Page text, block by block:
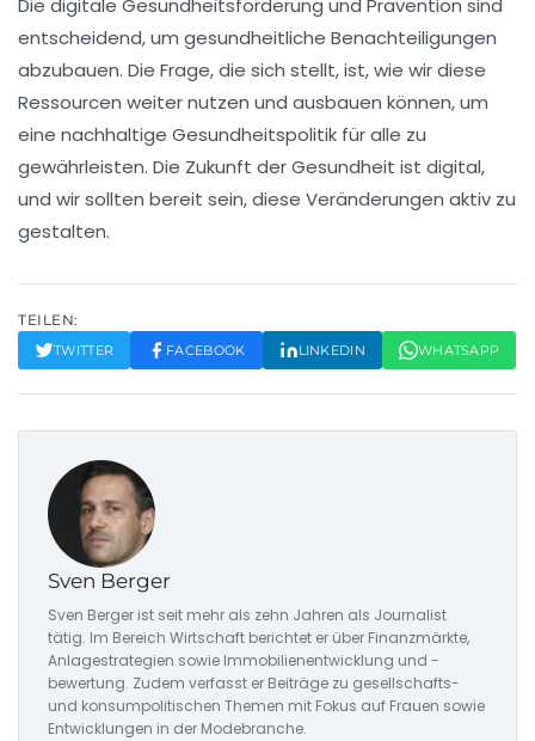
Die digitale Gesundheitsförderung und Prävention sind
entscheidend, um gesundheitliche Benachteiligungen
abzubauen. Die Frage, die sich stellt, ist, wie wir diese
Ressourcen weiter nutzen und ausbauen können, um
eine nachhaltige Gesundheitspolitik für alle zu
gewährleisten. Die Zukunft der Gesundheit ist digital,
und wir sollten bereit sein, diese Veränderungen aktiv zu
gestalten.
TEILEN:
TWITTER FACEBOOK LINKEDIN WHATSAPP
Sven Berger
Sven Berger ist seit mehr als zehn Jahren als Journalist
tätig. Im Bereich Wirtschaft berichtet er über Finanzmärkte,
Anlagestrategien sowie Immobilienentwicklung und -
bewertung. Zudem verfasst er Beiträge zu gesellschafts-
und konsumpolitischen Themen mit Fokus auf Frauen sowie
Entwicklungen in der Modebranche.